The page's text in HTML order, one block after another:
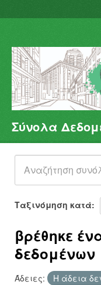
Σύνολα
Φορείς
Ομάδες
Σχετικά
Σύνολα
Ταξινόμηση κατά
βρέθηκε
δεδομένων
Άδειες: Η άδεια